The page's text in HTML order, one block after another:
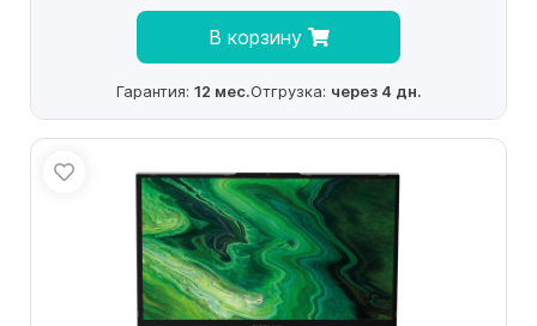
В корзину
Гарантия: 12 мес.Отгрузка: через 4 дн.